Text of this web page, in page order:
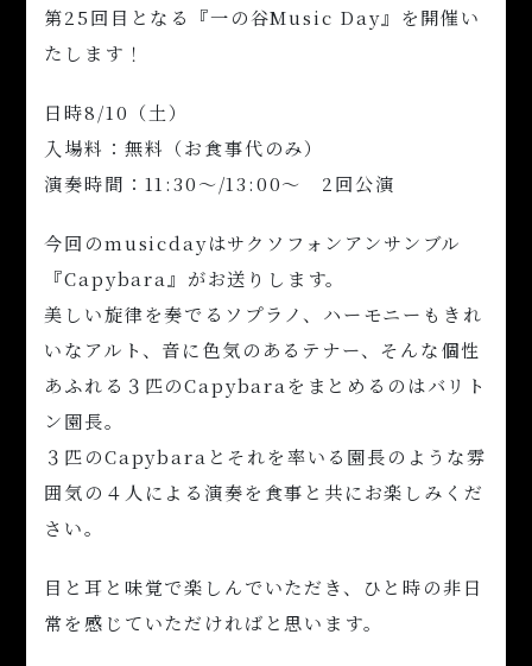
第25回目となる『一の谷Music Day』を開催い
たします！
日時8/10（土）
入場料：無料（お食事代のみ）
演奏時間：11:30〜/13:00〜 2回公演
今回のmusicdayはサクソフォンアンサンブル
『Capybara』がお送りします。
美しい旋律を奏でるソプラノ、ハーモニーもきれ
いなアルト、音に色気のあるテナー、そんな個性
あふれる３匹のCapybaraをまとめるのはバリト
ン園長。
３匹のCapybaraとそれを率いる園長のような雰
囲気の４人による演奏を食事と共にお楽しみくだ
さい。
目と耳と味覚で楽しんでいただき、ひと時の非日
常を感じていただければと思います。